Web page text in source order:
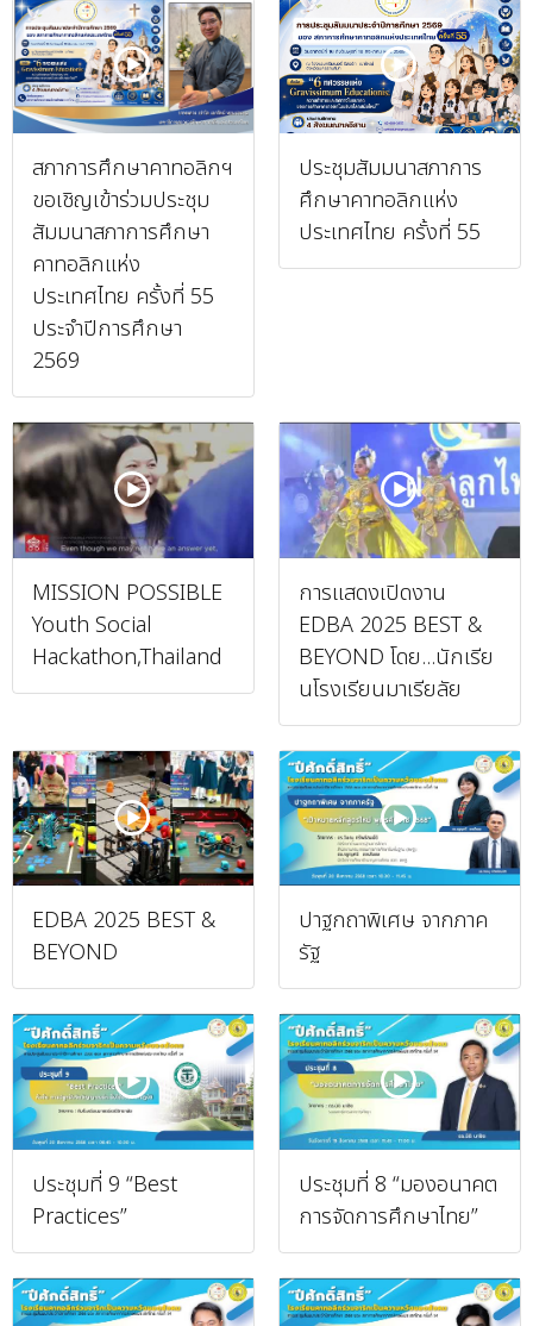
สภาการศึกษาคาทอลิกฯ
ขอเชิญเข้าร่วมประชุม
สัมมนาสภาการศึกษา
คาทอลิกแห่ง
ประเทศไทย ครั้งที่ 55
ประจำปีการศึกษา
2569
ประชุมสัมมนาสภาการ
ศึกษาคาทอลิกแห่ง
ประเทศไทย ครั้งที่ 55
MISSION POSSIBLE
Youth Social
Hackathon,Thailand
การแสดงเปิดงาน
EDBA 2025 BEST &
BEYOND โดย...นักเรีย
นโรงเรียนมาเรียลัย
EDBA 2025 BEST &
BEYOND
ปาฐกถาพิเศษ จากภาค
รัฐ
ประชุมที่ 9 “Best
Practices”
ประชุมที่ 8 “มองอนาคต
การจัดการศึกษาไทย”